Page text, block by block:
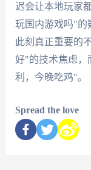
迟会让本地玩家
玩国内游戏吗"的
此刻真正重要的
好"的技术焦虑，
利，今晚吃鸡"。
Spread the love